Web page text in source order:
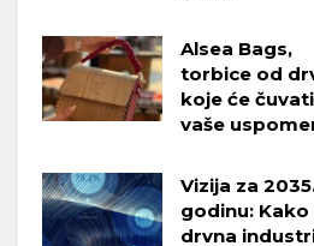
Alsea Bags,
torbice od
koje će čuvati
vaše
Vizija za
godinu: Kako
drvna